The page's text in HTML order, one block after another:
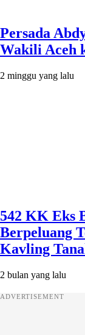
Persada
Wakili Aceh
2 minggu yang lalu
542 KK Eks
Berpeluang
Kavling
2 bulan yang lalu
ADVERTISEMENT